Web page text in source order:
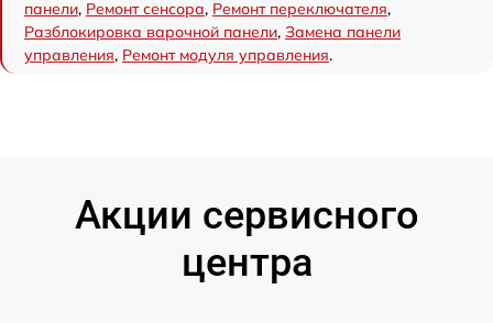
панели, Ремонт сенсора, Ремонт переключателя,
Разблокировка варочной панели, Замена панели
управления, Ремонт модуля управления.
Акции сервисного
центра